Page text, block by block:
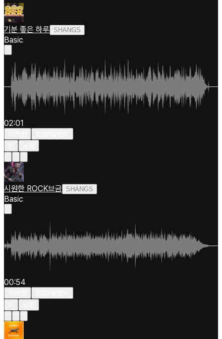
기분 좋은 하루 SHANGS
Basic
02:01
시원한 ROCK브금 SHANGS
Basic
00:54